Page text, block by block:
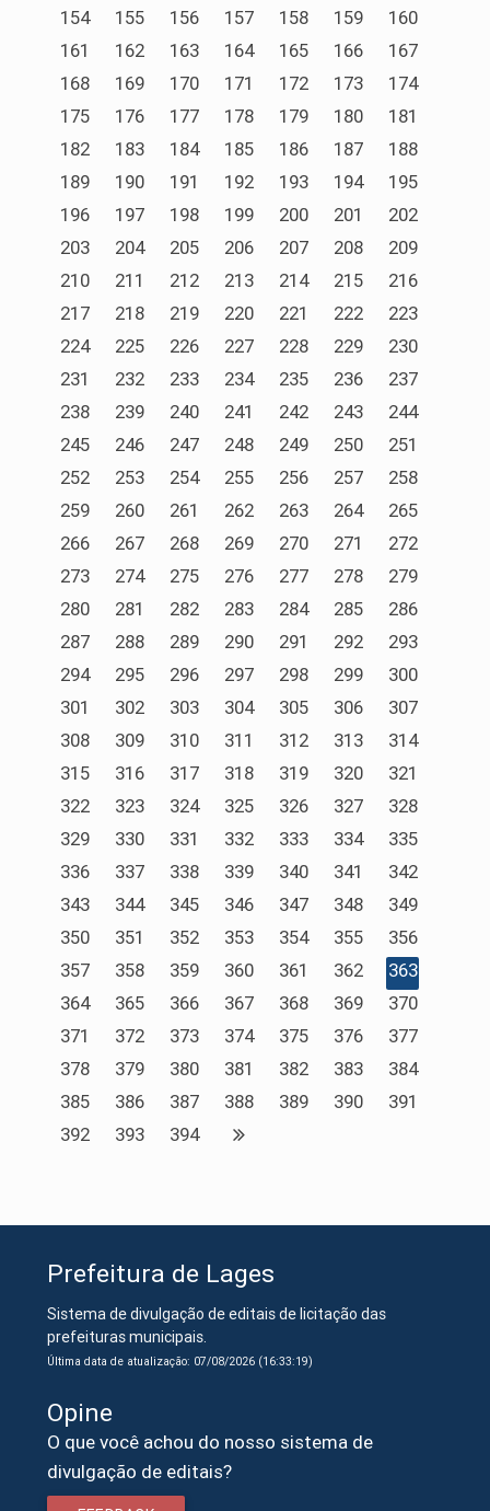
154
155 156 157 158 159
160
161
162 163 164 165 166
167
168
169 170 171 172 173
174
175
176 177 178 179 180
181
182
183 184 185 186 187
188
189
190 191 192 193 194
195
196
197 198 199 200 201
202
203
204 205 206 207 208
209
210
211 212 213 214 215
216
217
218 219 220 221 222
223
224
225 226 227 228 229
230
231
232 233 234 235 236
237
238
239 240 241 242 243
244
245
246 247 248 249 250
251
252
253 254 255 256 257
258
259
260 261 262 263 264
265
266
267 268 269 270 271
272
273
274 275 276 277 278
279
280
281 282 283 284 285
286
287
288 289 290 291 292
293
294
295 296 297 298 299
300
301
302 303 304 305 306
307
308
309 310 311 312 313
314
315
316 317 318 319 320
321
322
323 324 325 326 327
328
329
330 331 332 333 334
335
336
337 338 339 340 341
342
343
344 345 346 347 348
349
350
351 352 353 354 355
356
357
358 359 360 361 362
363
364
365 366 367 368 369
370
371
372 373 374 375 376
377
378
379 380 381 382 383
384
385
386 387 388 389 390
391
392
393 394
Prefeitura de Lages
Sistema de divulgação de editais de licitação das
prefeituras municipais.
Última data de atualização: 07/08/2026 (16:33:19)
Opine
O que você achou do nosso sistema de
divulgação de editais?